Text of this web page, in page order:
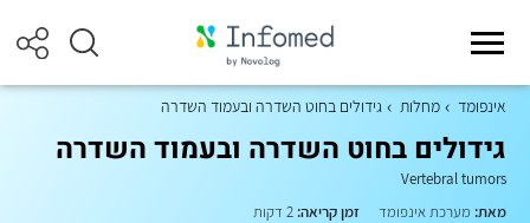
אינפומד מחלות גידולים בחוט השדרה ובעמוד השדרה
גידולים בחוט השדרה ובעמוד השדרה
Vertebral tumors
מאת: מערכת אינפומד זמן קריאה: